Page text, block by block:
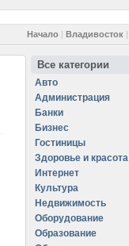
Начало | Владивосток |
Все категории
Авто
Администрация
Банки
Бизнес
Гостиницы
Здоровье и красота
Интернет
Культура
Недвижимость
Оборудование
Образование